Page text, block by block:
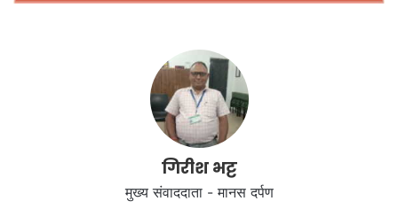
गिरीश भट्ट
मुख्य संवाददाता - मानस दर्पण